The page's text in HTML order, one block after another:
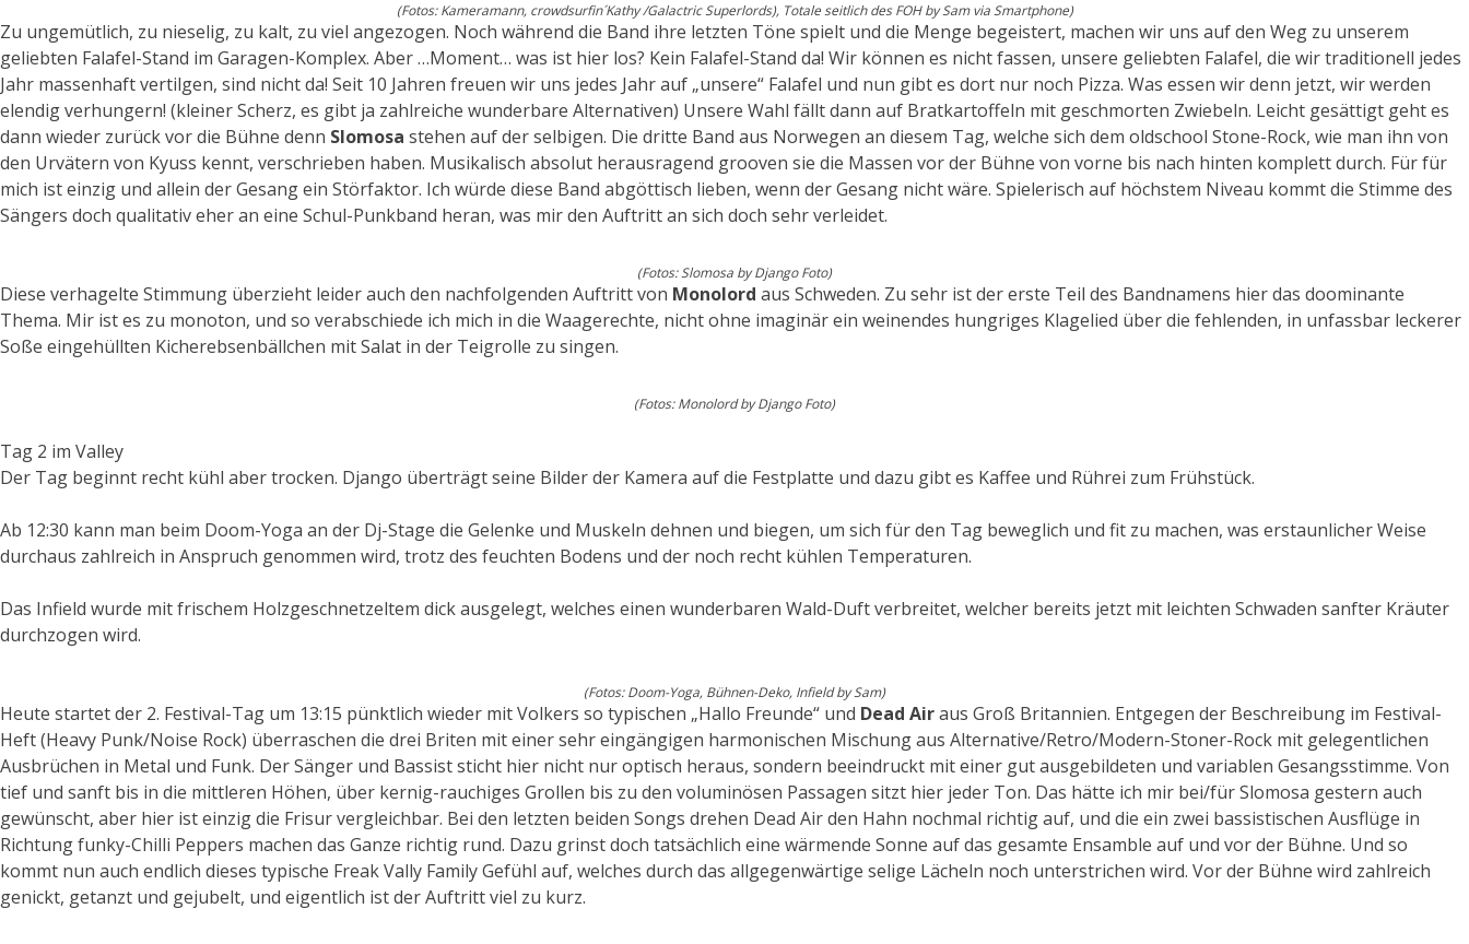
(Fotos: Kameramann, crowdsurfin´Kathy /Galactric Superlords), Totale seitlich des FOH by Sam via Smartphone)
Zu ungemütlich, zu nieselig, zu kalt, zu viel angezogen. Noch während die Band ihre letzten Töne spielt und die Menge begeistert, machen wir uns auf den Weg zu unserem
geliebten Falafel-Stand im Garagen-Komplex. Aber …Moment… was ist hier los? Kein Falafel-Stand da! Wir können es nicht fassen, unsere geliebten Falafel, die wir traditionell jedes
Jahr massenhaft vertilgen, sind nicht da! Seit 10 Jahren freuen wir uns jedes Jahr auf „unsere“ Falafel und nun gibt es dort nur noch Pizza. Was essen wir denn jetzt, wir werden
elendig verhungern! (kleiner Scherz, es gibt ja zahlreiche wunderbare Alternativen) Unsere Wahl fällt dann auf Bratkartoffeln mit geschmorten Zwiebeln. Leicht gesättigt geht es
dann wieder zurück vor die Bühne denn Slomosa stehen auf der selbigen. Die dritte Band aus Norwegen an diesem Tag, welche sich dem oldschool Stone-Rock, wie man ihn von
den Urvätern von Kyuss kennt, verschrieben haben. Musikalisch absolut herausragend grooven sie die Massen vor der Bühne von vorne bis nach hinten komplett durch. Für für
mich ist einzig und allein der Gesang ein Störfaktor. Ich würde diese Band abgöttisch lieben, wenn der Gesang nicht wäre. Spielerisch auf höchstem Niveau kommt die Stimme des
Sängers doch qualitativ eher an eine Schul-Punkband heran, was mir den Auftritt an sich doch sehr verleidet.
(Fotos: Slomosa by Django Foto)
Diese verhagelte Stimmung überzieht leider auch den nachfolgenden Auftritt von Monolord aus Schweden. Zu sehr ist der erste Teil des Bandnamens hier das doominante
Thema. Mir ist es zu monoton, und so verabschiede ich mich in die Waagerechte, nicht ohne imaginär ein weinendes hungriges Klagelied über die fehlenden, in unfassbar leckerer
Soße eingehüllten Kicherebsenbällchen mit Salat in der Teigrolle zu singen.
(Fotos: Monolord by Django Foto)
Tag 2 im Valley
Der Tag beginnt recht kühl aber trocken. Django überträgt seine Bilder der Kamera auf die Festplatte und dazu gibt es Kaffee und Rührei zum Frühstück.
Ab 12:30 kann man beim Doom-Yoga an der Dj-Stage die Gelenke und Muskeln dehnen und biegen, um sich für den Tag beweglich und fit zu machen, was erstaunlicher Weise
durchaus zahlreich in Anspruch genommen wird, trotz des feuchten Bodens und der noch recht kühlen Temperaturen.
Das Infield wurde mit frischem Holzgeschnetzeltem dick ausgelegt, welches einen wunderbaren Wald-Duft verbreitet, welcher bereits jetzt mit leichten Schwaden sanfter Kräuter
durchzogen wird.
(Fotos: Doom-Yoga, Bühnen-Deko, Infield by Sam)
Heute startet der 2. Festival-Tag um 13:15 pünktlich wieder mit Volkers so typischen „Hallo Freunde“ und Dead Airaus Groß Britannien. Entgegen der Beschreibung im Festival-
Heft (Heavy Punk/Noise Rock) überraschen die drei Briten mit einer sehr eingängigen harmonischen Mischung aus Alternative/Retro/Modern-Stoner-Rock mit gelegentlichen
Ausbrüchen in Metal und Funk. Der Sänger und Bassist sticht hier nicht nur optisch heraus, sondern beeindruckt mit einer gut ausgebildeten und variablen Gesangsstimme. Von
tief und sanft bis in die mittleren Höhen, über kernig-rauchiges Grollen bis zu den voluminösen Passagen sitzt hier jeder Ton. Das hätte ich mir bei/für Slomosa gestern auch
gewünscht, aber hier ist einzig die Frisur vergleichbar. Bei den letzten beiden Songs drehen Dead Air den Hahn nochmal richtig auf, und die ein zwei bassistischen Ausflüge in
Richtung funky-Chilli Peppers machen das Ganze richtig rund. Dazu grinst doch tatsächlich eine wärmende Sonne auf das gesamte Ensamble auf und vor der Bühne. Und so
kommt nun auch endlich dieses typische Freak Vally Family Gefühl auf, welches durch das allgegenwärtige selige Lächeln noch unterstrichen wird. Vor der Bühne wird zahlreich
genickt, getanzt und gejubelt, und eigentlich ist der Auftritt viel zu kurz.